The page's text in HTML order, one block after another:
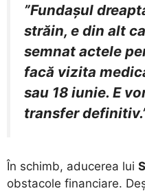
”Fundașul
străin, e din alt
semnat actele
facă vizita
sau 18 iunie. E
transfer
​În schimb, aducerea lui
obstacole financiare.